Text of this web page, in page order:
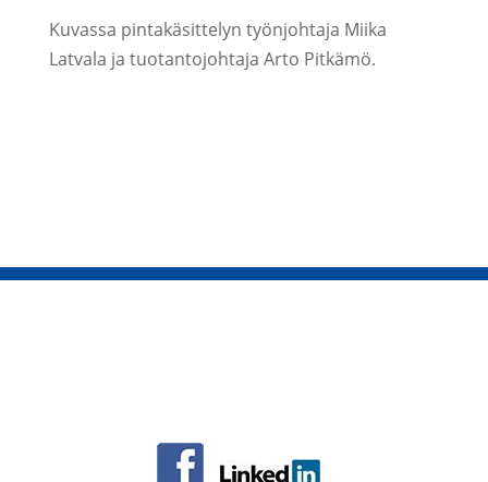
Kuvassa pintakäsittelyn työnjohtaja Miika
Latvala ja tuotantojohtaja Arto Pitkämö.